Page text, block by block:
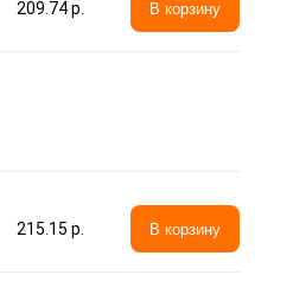
209.74 p. В корзину
215.15 p. В корзину